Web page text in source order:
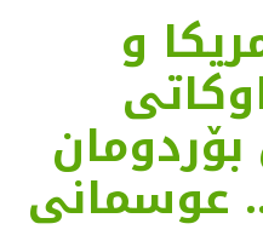
و
بۆردومان
عوسمانی